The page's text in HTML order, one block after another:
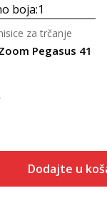
boja:1
Pegasus 41
za trčanje
Dodajte u